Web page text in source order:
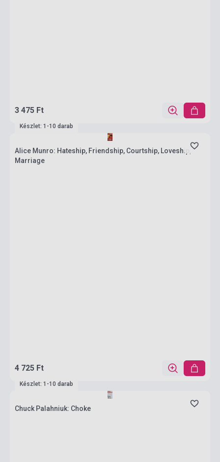
3 475 Ft
Készlet: 1-10 darab
Alice Munro: Hateship, Friendship, Courtship, Loveship,
Marriage
4 725 Ft
Készlet: 1-10 darab
Chuck Palahniuk: Choke